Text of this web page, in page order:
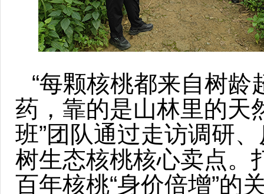
“每颗核桃都来自树
药，靠的是山林里的天
班”团队通过走访调研
树生态核桃核心卖点。
百年核桃“身价倍增”的